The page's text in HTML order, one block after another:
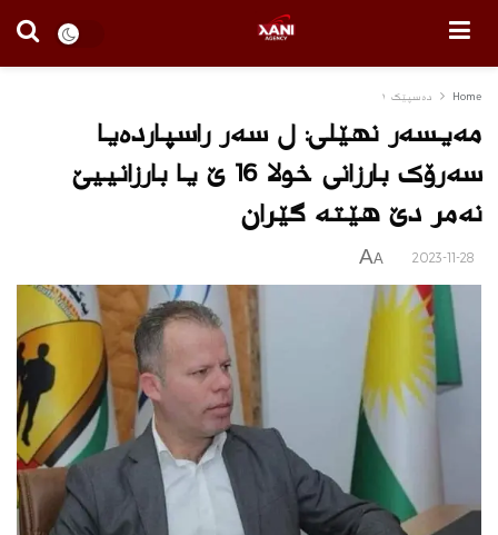
Home دەسپێک ١
مه‌یسه‌ر نهێلی: ل سەر راسپارده‌یا
سەرۆک بارزانی خولا 16 ێ یا بارزانییێ
نەمر دێ هێته‌ گێران
2023-11-28
A
A